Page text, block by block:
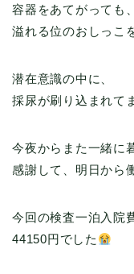
容器をあてがっても、
溢れる位のおしっこ
潜在意識の中に、
採尿が刷り込まれて
今夜からまた一緒に
感謝して、明日から
今回の検査一泊入院
44150円でした